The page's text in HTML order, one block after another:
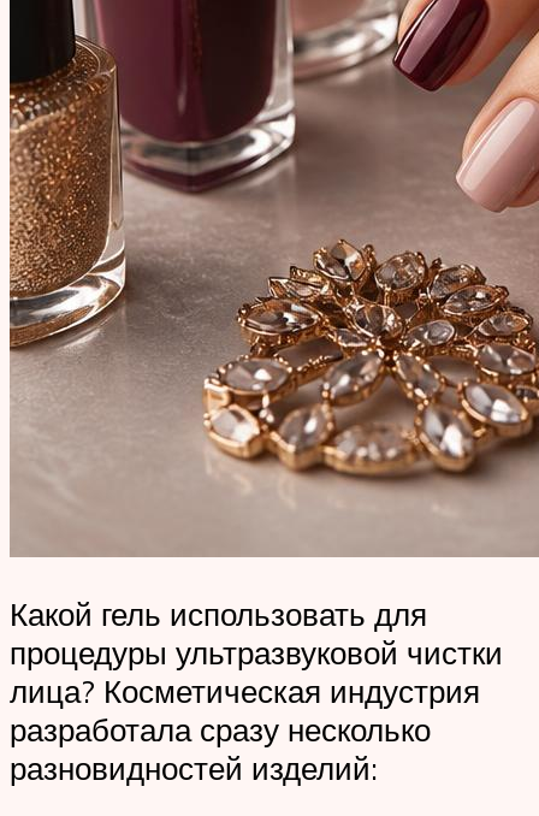
Какой гель использовать для
процедуры ультразвуковой чистки
лица? Косметическая индустрия
разработала сразу несколько
разновидностей изделий: